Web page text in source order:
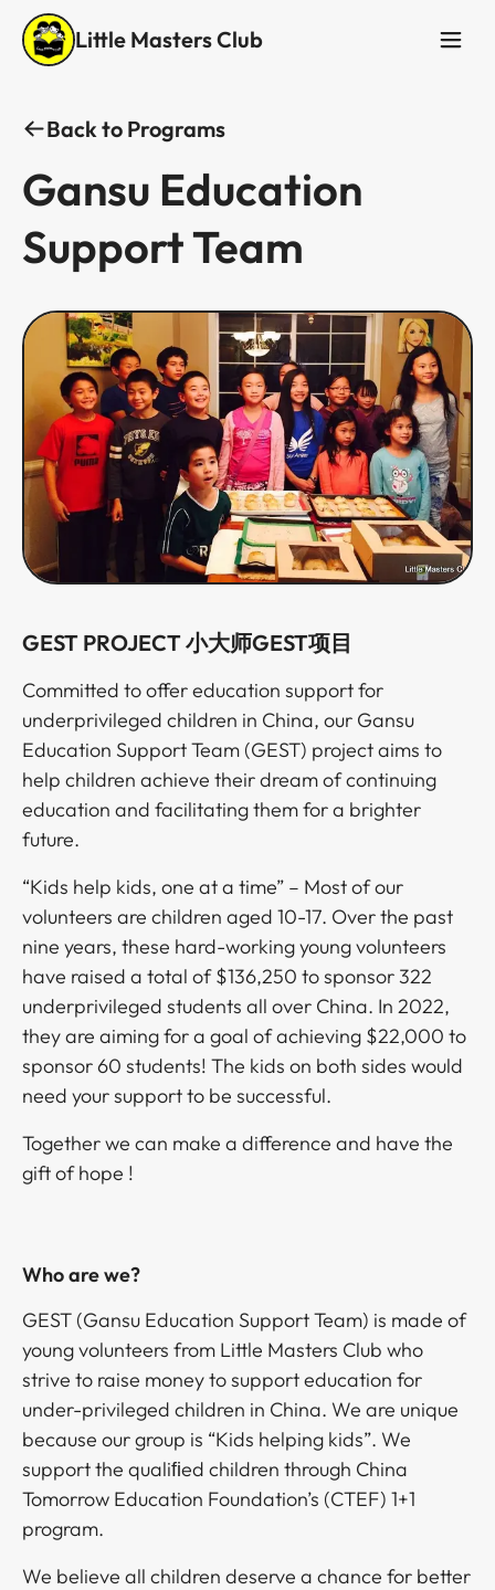
Little Masters Club
Back to Programs
Gansu Education
Support Team​​​​‌ ‍ ​‍​‍‌‍ ‌ ​‍‌‍‍‌‌‍‌ ‌‍‍‌‌‍ ‍​‍​‍​ ‍‍​‍​‍‌ ​ ‌‍​‌‌‍ ‍‌‍‍‌‌ ‌​‌ ‍‌​‍ ‍‌‍‍‌‌‍ ​‍​‍​‍ ​​‍​‍‌‍‍​‌ ​‍‌‍‌‌‌‍‌‍​‍​‍​ ‍‍​‍​‍‌‍‍​‌ ‌​‌ ‌​‌ ​​​ ‍‍​‍ ​‍ ‌‍ ​‌‍ ‌‍​ ‌‍​‌‌‍ ​‌‍‍​‌‍ ‌ ​ ‌ ‌​​ ‍‍​ ​ ​ ​ ​ ​ ​ ​ ​‍ ‌‍‍‌‌‍ ‍‌ ‌​‌‍‌‌‌‍ ‍‌ ‌​​‍ ‌‍‌‌‌‍‌​‌‍‍‌‌ ‌​​‍ ‌‍ ‌‌‍ ‌‍‌​‌‍‌‌​ ‌‌ ​​‌ ​‍‌‍‌‌‌ ​ ‌‍‌‌‌‍ ‍‌ ‌​‌‍​‌‌ ‌​‌‍‍‌‌‍ ‌‍ ‍​ ‍ ‌‍‍‌‌‍‌​​ ‌​ ​‍‌‍​‌‌‍​ ​ ‌‍‌‍​‌‌‍​ ‌‍‌‌​ ‌​​‍ ‌​ ‌ ​ ‍‌‌‍‌‌​ ‌​​‍ ‌​ ‌​​ ‌ ​ ‌​​ ‍​​‍ ‌​ ‍‌​ ‌‍​ ​ ​ ​ ​‍ ‌‌‍‌‍​ ‍‌‌‍​ ​ ​​​ ‌‌​ ​‌‌‍‌‌‌‍​ ‌‍​‌​ ‍‌‌‍‌‌​ ‍​​ ‍ ‌ ‌​‌ ‍‌‌ ​​‌‍‌‌​ ‌‌ ​​‌ ​‍‌‍ ‌‍‌ ‌ ​‍‌‍​‌‌‍ ‌​ ‍ ‌ ​​‌‍​‌‌ ‌​‌‍‍​​ ‌‌ ‌​‌‍‍‌‌ ‌​‌‍ ​‌‍‌‌​ ‌‍​‍‌‍​‌‌ ​ ‌‍‌‌‌‌‌‌‌ ​‍‌‍ ​​ ‌‌‍‍​‌ ‌​‌ ‌​‌ ​​​‍‌‌​ ​ ‌​​‌​‍‌‌​ ​‍‌​‌‍​‍‌‌​ ​‍‌​‌‍‌‍ ​‌‍ ‌‍​ ‌‍​‌‌‍ ​‌‍‍​‌‍ ‌ ​ ‌ ‌​​‍‌‌​ ​ ‌​​‌​ ​ ​ ​ ​ ​ ​ ​ ​‍‌‍‌‍‍‌‌‍‌​​ ‌​ ​‍‌‍​‌‌‍​ ​ ‌‍‌‍​‌‌‍​ ‌‍‌‌​ ‌​​‍ ‌​ ‌ ​ ‍‌‌‍‌‌​ ‌​​‍ ‌​ ‌​​ ‌ ​ ‌​​ ‍​​‍ ‌​ ‍‌​ ‌‍​ ​ ​ ​ ​‍ ‌‌‍‌‍​ ‍‌‌‍​ ​ ​​​ ‌‌​ ​‌‌‍‌‌‌‍​ ‌‍​‌​ ‍‌‌‍‌‌​ ‍​​‍‌‍‌ ‌​‌ ‍‌‌ ​​‌‍‌‌​ ‌‌ ​​‌ ​‍‌‍ ‌‍‌ ‌ ​‍‌‍​‌‌‍ ‌​‍‌‍‌ ​​‌‍​‌‌ ‌​‌‍‍​​ ‌‌ ‌​‌‍‍‌‌ ‌​‌‍ ​‌‍‌‌​‍​‍‌ ‌
GEST ​​​​‌ ‍ ​‍​‍‌‍ ‌ ​‍‌‍‍‌‌‍‌ ‌‍‍‌‌‍ ‍​‍​‍​ ‍‍​‍​‍‌ ​ ‌‍​‌‌‍ ‍‌‍‍‌‌ ‌​‌ ‍‌​‍ ‍‌‍‍‌‌‍ ​‍​‍​‍ ​​‍​‍‌‍‍​‌ ​‍‌‍‌‌‌‍‌‍​‍​‍​ ‍‍​‍​‍‌‍‍​‌ ‌​‌ ‌​‌ ​​​ ‍‍​‍ ​‍ ‌‍ ​‌‍ ‌‍​ ‌‍​‌‌‍ ​‌‍‍​‌‍ ‌ ​ ‌ ‌​​ ‍‍​ ​ ​ ​ ​ ​ ​ ​ ​‍ ‌‍‍‌‌‍ ‍‌ ‌​‌‍‌‌‌‍ ‍‌ ‌​​‍ ‌‍‌‌‌‍‌​‌‍‍‌‌ ‌​​‍ ‌‍ ‌‌‍ ‌‍‌​‌‍‌‌​ ‌‌ ​​‌ ​‍‌‍‌‌‌ ​ ‌‍‌‌‌‍ ‍‌ ‌​‌‍​‌‌ ‌​‌‍‍‌‌‍ ‌‍ ‍​ ‍ ‌‍‍‌‌‍‌​​ ‌​ ​‍‌‍​‌‌‍​ ​ ‌‍‌‍​‌‌‍​ ‌‍‌‌​ ‌​​‍ ‌​ ‌ ​ ‍‌‌‍‌‌​ ‌​​‍ ‌​ ‌​​ ‌ ​ ‌​​ ‍​​‍ ‌​ ‍‌​ ‌‍​ ​ ​ ​ ​‍ ‌‌‍‌‍​ ‍‌‌‍​ ​ ​​​ ‌‌​ ​‌‌‍‌‌‌‍​ ‌‍​‌​ ‍‌‌‍‌‌​ ‍​​ ‍ ‌ ‌​‌ ‍‌‌ ​​‌‍‌‌​ ‌‌ ​​‌ ​‍‌‍ ‌‍‌ ‌ ​‍‌‍​‌‌‍ ‌​ ‍ ‌ ​​‌‍​‌‌ ‌​‌‍‍​​ ‌‌‍​‍‌‍ ‌‍‌​‌ ‍‌​‍‌‌​ ‌‌‌​​‍‌‌ ‌‍‍ ‌‍‌‌‌ ‍‌​‍‌‌​ ​ ‌​‌​​‍‌‌​ ​ ‌​‌​​‍‌‌​ ​‍​ ​‍‌‍​ ‌‍‌‍‌‍‌‍​ ‍‌​ ​​‌‍​‌​ ​‌‌‍‌‍‌‍​ ​ ‌​‌‍​‌​ ‌‍​‍‌‌​ ​‍​ ​‍​‍‌‌​ ‌‌‌​‌​​‍ ‍‌‍​ ‌‍‍​‌‍‍‌‌‍ ​‌‍‌​‌ ​‍‌‍‌‌‌‍ ‍​‍‌‌​ ‌‌‌​​‍‌‌ ‌‍‍ ‌‍‌‌‌ ‍‌​‍‌‌​ ​ ‌​‌​​‍‌‌​ ​ ‌​‌​​‍‌‌​ ​‍​ ​‍​ ‌‌​ ​ ‌‍​ ‌‍‌​‌‍‌‍​ ‌‍​ ‌ ‌‍​‌‌‍​‌​ ‍‌​ ‌​​ ​‍​ ​​​‍‌‌​ ​‍​ ​‍​‍‌‌​ ‌‌‌​‌​​‍ ‍‌ ‌​‌‍‌‌‌ ‍​‌ ‌​​ ‌‍​‍‌‍​‌‌ ​ ‌‍‌‌‌‌‌‌‌ ​‍‌‍ ​​ ‌‌‍‍​‌ ‌​‌ ‌​‌ ​​​‍‌‌​ ​ ‌​​‌​‍‌‌​ ​‍‌​‌‍​‍‌‌​ ​‍‌​‌‍‌‍ ​‌‍ ‌‍​ ‌‍​‌‌‍ ​‌‍‍​‌‍ ‌ ​ ‌ ‌​​‍‌‌​ ​ ‌​​‌​ ​ ​ ​ ​ ​ ​ ​ ​‍‌‍‌‍‍‌‌‍‌​​ ‌​ ​‍‌‍​‌‌‍​ ​ ‌‍‌‍​‌‌‍​ ‌‍‌‌​ ‌​​‍ ‌​ ‌ ​ ‍‌‌‍‌‌​ ‌​​‍ ‌​ ‌​​ ‌ ​ ‌​​ ‍​​‍ ‌​ ‍‌​ ‌‍​ ​ ​ ​ ​‍ ‌‌‍‌‍​ ‍‌‌‍​ ​ ​​​ ‌‌​ ​‌‌‍‌‌‌‍​ ‌‍​‌​ ‍‌‌‍‌‌​ ‍​​‍‌‍‌ ‌​‌ ‍‌‌ ​​‌‍‌‌​ ‌‌ ​​‌ ​‍‌‍ ‌‍‌ ‌ ​‍‌‍​‌‌‍ ‌​‍‌‍‌ ​​‌‍​‌‌ ‌​‌‍‍​​ ‌‌‍​‍‌‍ ‌‍‌​‌ ‍‌​‍‌‌​ ‌‌‌​​‍‌‌ ‌‍‍ ‌‍‌‌‌ ‍‌​‍‌‌​ ​ ‌​‌​​‍‌‌​ ​ ‌​‌​​‍‌‌​ ​‍​ ​‍‌‍​ ‌‍‌‍‌‍‌‍​ ‍‌​ ​​‌‍​‌​ ​‌‌‍‌‍‌‍​ ​ ‌​‌‍​‌​ ‌‍​‍‌‌​ ​‍​ ​‍​‍‌‌​ ‌‌‌​‌​​‍ ‍‌‍​ ‌‍‍​‌‍‍‌‌‍ ​‌‍‌​‌ ​‍‌‍‌‌‌‍ ‍​‍‌‌​ ‌‌‌​​‍‌‌ ‌‍‍ ‌‍‌‌‌ ‍‌​‍‌‌​ ​ ‌​‌​​‍‌‌​ ​ ‌​‌​​‍‌‌​ ​‍​ ​‍​ ‌‌​ ​ ‌‍​ ‌‍‌​‌‍‌‍​ ‌‍​ ‌ ‌‍​‌‌‍​‌​ ‍‌​ ‌​​ ​‍​ ​​​‍‌‌​ ​‍​ ​‍​‍‌‌​ ‌‌‌​‌​​‍ ‍‌ ‌​‌‍‌‌‌ ‍​‌ ‌​​‍​‍‌ ‌ PROJECT​​​​‌ ‍ ​‍​‍‌‍ ‌ ​‍‌‍‍‌‌‍‌ ‌‍‍‌‌‍ ‍​‍​‍​ ‍‍​‍​‍‌ ​ ‌‍​‌‌‍ ‍‌‍‍‌‌ ‌​‌ ‍‌​‍ ‍‌‍‍‌‌‍ ​‍​‍​‍ ​​‍​‍‌‍‍​‌ ​‍‌‍‌‌‌‍‌‍​‍​‍​ ‍‍​‍​‍‌‍‍​‌ ‌​‌ ‌​‌ ​​​ ‍‍​‍ ​‍ ‌‍ ​‌‍ ‌‍​ ‌‍​‌‌‍ ​‌‍‍​‌‍ ‌ ​ ‌ ‌​​ ‍‍​ ​ ​ ​ ​ ​ ​ ​ ​‍ ‌‍‍‌‌‍ ‍‌ ‌​‌‍‌‌‌‍ ‍‌ ‌​​‍ ‌‍‌‌‌‍‌​‌‍‍‌‌ ‌​​‍ ‌‍ ‌‌‍ ‌‍‌​‌‍‌‌​ ‌‌ ​​‌ ​‍‌‍‌‌‌ ​ ‌‍‌‌‌‍ ‍‌ ‌​‌‍​‌‌ ‌​‌‍‍‌‌‍ ‌‍ ‍​ ‍ ‌‍‍‌‌‍‌​​ ‌​ ​‍‌‍​‌‌‍​ ​ ‌‍‌‍​‌‌‍​ ‌‍‌‌​ ‌​​‍ ‌​ ‌ ​ ‍‌‌‍‌‌​ ‌​​‍ ‌​ ‌​​ ‌ ​ ‌​​ ‍​​‍ ‌​ ‍‌​ ‌‍​ ​ ​ ​ ​‍ ‌‌‍‌‍​ ‍‌‌‍​ ​ ​​​ ‌‌​ ​‌‌‍‌‌‌‍​ ‌‍​‌​ ‍‌‌‍‌‌​ ‍​​ ‍ ‌ ‌​‌ ‍‌‌ ​​‌‍‌‌​ ‌‌ ​​‌ ​‍‌‍ ‌‍‌ ‌ ​‍‌‍​‌‌‍ ‌​ ‍ ‌ ​​‌‍​‌‌ ‌​‌‍‍​​ ‌‌‍​‍‌‍ ‌‍‌​‌ ‍‌​‍‌‌​ ‌‌‌​​‍‌‌ ‌‍‍ ‌‍‌‌‌ ‍‌​‍‌‌​ ​ ‌​‌​​‍‌‌​ ​ ‌​‌​​‍‌‌​ ​‍​ ​‍‌‍​ ‌‍‌‍‌‍‌‍​ ‍‌​ ​​‌‍​‌​ ​‌‌‍‌‍‌‍​ ​ ‌​‌‍​‌​ ‌‍​‍‌‌​ ​‍​ ​‍​‍‌‌​ ‌‌‌​‌​​‍ ‍‌‍​ ‌‍‍​‌‍‍‌‌‍ ​‌‍‌​‌ ​‍‌‍‌‌‌‍ ‍​‍‌‌​ ‌‌‌​​‍‌‌ ‌‍‍ ‌‍‌‌‌ ‍‌​‍‌‌​ ​ ‌​‌​​‍‌‌​ ​ ‌​‌​​‍‌‌​ ​‍​ ​‍​ ‌‌​ ​ ‌‍​ ‌‍‌​‌‍‌‍​ ‌‍​ ‌ ‌‍​‌‌‍​‌​ ‍‌​ ‌​​ ​‍​ ​‌​‍‌‌​ ​‍​ ​‍​‍‌‌​ ‌‌‌​‌​​‍ ‍‌ ‌​‌‍‌‌‌ ‍​‌ ‌​​ ‌‍​‍‌‍​‌‌ ​ ‌‍‌‌‌‌‌‌‌ ​‍‌‍ ​​ ‌‌‍‍​‌ ‌​‌ ‌​‌ ​​​‍‌‌​ ​ ‌​​‌​‍‌‌​ ​‍‌​‌‍​‍‌‌​ ​‍‌​‌‍‌‍ ​‌‍ ‌‍​ ‌‍​‌‌‍ ​‌‍‍​‌‍ ‌ ​ ‌ ‌​​‍‌‌​ ​ ‌​​‌​ ​ ​ ​ ​ ​ ​ ​ ​‍‌‍‌‍‍‌‌‍‌​​ ‌​ ​‍‌‍​‌‌‍​ ​ ‌‍‌‍​‌‌‍​ ‌‍‌‌​ ‌​​‍ ‌​ ‌ ​ ‍‌‌‍‌‌​ ‌​​‍ ‌​ ‌​​ ‌ ​ ‌​​ ‍​​‍ ‌​ ‍‌​ ‌‍​ ​ ​ ​ ​‍ ‌‌‍‌‍​ ‍‌‌‍​ ​ ​​​ ‌‌​ ​‌‌‍‌‌‌‍​ ‌‍​‌​ ‍‌‌‍‌‌​ ‍​​‍‌‍‌ ‌​‌ ‍‌‌ ​​‌‍‌‌​ ‌‌ ​​‌ ​‍‌‍ ‌‍‌ ‌ ​‍‌‍​‌‌‍ ‌​‍‌‍‌ ​​‌‍​‌‌ ‌​‌‍‍​​ ‌‌‍​‍‌‍ ‌‍‌​‌ ‍‌​‍‌‌​ ‌‌‌​​‍‌‌ ‌‍‍ ‌‍‌‌‌ ‍‌​‍‌‌​ ​ ‌​‌​​‍‌‌​ ​ ‌​‌​​‍‌‌​ ​‍​ ​‍‌‍​ ‌‍‌‍‌‍‌‍​ ‍‌​ ​​‌‍​‌​ ​‌‌‍‌‍‌‍​ ​ ‌​‌‍​‌​ ‌‍​‍‌‌​ ​‍​ ​‍​‍‌‌​ ‌‌‌​‌​​‍ ‍‌‍​ ‌‍‍​‌‍‍‌‌‍ ​‌‍‌​‌ ​‍‌‍‌‌‌‍ ‍​‍‌‌​ ‌‌‌​​‍‌‌ ‌‍‍ ‌‍‌‌‌ ‍‌​‍‌‌​ ​ ‌​‌​​‍‌‌​ ​ ‌​‌​​‍‌‌​ ​‍​ ​‍​ ‌‌​ ​ ‌‍​ ‌‍‌​‌‍‌‍​ ‌‍​ ‌ ‌‍​‌‌‍​‌​ ‍‌​ ‌​​ ​‍​ ​‌​‍‌‌​ ​‍​ ​‍​‍‌‌​ ‌‌‌​‌​​‍ ‍‌ ‌​‌‍‌‌‌ ‍​‌ ‌​​‍​‍‌ ‌小大师GEST项目​​​​‌ ‍ ​‍​‍‌‍ ‌ ​‍‌‍‍‌‌‍‌ ‌‍‍‌‌‍ ‍​‍​‍​ ‍‍​‍​‍‌ ​ ‌‍​‌‌‍ ‍‌‍‍‌‌ ‌​‌ ‍‌​‍ ‍‌‍‍‌‌‍ ​‍​‍​‍ ​​‍​‍‌‍‍​‌ ​‍‌‍‌‌‌‍‌‍​‍​‍​ ‍‍​‍​‍‌‍‍​‌ ‌​‌ ‌​‌ ​​​ ‍‍​‍ ​‍ ‌‍ ​‌‍ ‌‍​ ‌‍​‌‌‍ ​‌‍‍​‌‍ ‌ ​ ‌ ‌​​ ‍‍​ ​ ​ ​ ​ ​ ​ ​ ​‍ ‌‍‍‌‌‍ ‍‌ ‌​‌‍‌‌‌‍ ‍‌ ‌​​‍ ‌‍‌‌‌‍‌​‌‍‍‌‌ ‌​​‍ ‌‍ ‌‌‍ ‌‍‌​‌‍‌‌​ ‌‌ ​​‌ ​‍‌‍‌‌‌ ​ ‌‍‌‌‌‍ ‍‌ ‌​‌‍​‌‌ ‌​‌‍‍‌‌‍ ‌‍ ‍​ ‍ ‌‍‍‌‌‍‌​​ ‌​ ​‍‌‍​‌‌‍​ ​ ‌‍‌‍​‌‌‍​ ‌‍‌‌​ ‌​​‍ ‌​ ‌ ​ ‍‌‌‍‌‌​ ‌​​‍ ‌​ ‌​​ ‌ ​ ‌​​ ‍​​‍ ‌​ ‍‌​ ‌‍​ ​ ​ ​ ​‍ ‌‌‍‌‍​ ‍‌‌‍​ ​ ​​​ ‌‌​ ​‌‌‍‌‌‌‍​ ‌‍​‌​ ‍‌‌‍‌‌​ ‍​​ ‍ ‌ ‌​‌ ‍‌‌ ​​‌‍‌‌​ ‌‌ ​​‌ ​‍‌‍ ‌‍‌ ‌ ​‍‌‍​‌‌‍ ‌​ ‍ ‌ ​​‌‍​‌‌ ‌​‌‍‍​​ ‌‌‍​‍‌‍ ‌‍‌​‌ ‍‌​‍‌‌​ ‌‌‌​​‍‌‌ ‌‍‍ ‌‍‌‌‌ ‍‌​‍‌‌​ ​ ‌​‌​​‍‌‌​ ​ ‌​‌​​‍‌‌​ ​‍​ ​‍‌‍​ ‌‍‌‍‌‍‌‍​ ‍‌​ ​​‌‍​‌​ ​‌‌‍‌‍‌‍​ ​ ‌​‌‍​‌​ ‌‍​‍‌‌​ ​‍​ ​‍​‍‌‌​ ‌‌‌​‌​​‍ ‍‌‍​ ‌‍‍​‌‍‍‌‌‍ ​‌‍‌​‌ ​‍‌‍‌‌‌‍ ‍​‍‌‌​ ‌‌‌​​‍‌‌ ‌‍‍ ‌‍‌‌‌ ‍‌​‍‌‌​ ​ ‌​‌​​‍‌‌​ ​ ‌​‌​​‍‌‌​ ​‍​ ​‍​ ‌‌​ ​ ‌‍​ ‌‍‌​‌‍‌‍​ ‌‍​ ‌ ‌‍​‌‌‍​‌​ ‍‌​ ‌​​ ​‍​ ​ ​‍‌‌​ ​‍​ ​‍​‍‌‌​ ‌‌‌​‌​​‍ ‍‌ ‌​‌‍‌‌‌ ‍​‌ ‌​​ ‌‍​‍‌‍​‌‌ ​ ‌‍‌‌‌‌‌‌‌ ​‍‌‍ ​​ ‌‌‍‍​‌ ‌​‌ ‌​‌ ​​​‍‌‌​ ​ ‌​​‌​‍‌‌​ ​‍‌​‌‍​‍‌‌​ ​‍‌​‌‍‌‍ ​‌‍ ‌‍​ ‌‍​‌‌‍ ​‌‍‍​‌‍ ‌ ​ ‌ ‌​​‍‌‌​ ​ ‌​​‌​ ​ ​ ​ ​ ​ ​ ​ ​‍‌‍‌‍‍‌‌‍‌​​ ‌​ ​‍‌‍​‌‌‍​ ​ ‌‍‌‍​‌‌‍​ ‌‍‌‌​ ‌​​‍ ‌​ ‌ ​ ‍‌‌‍‌‌​ ‌​​‍ ‌​ ‌​​ ‌ ​ ‌​​ ‍​​‍ ‌​ ‍‌​ ‌‍​ ​ ​ ​ ​‍ ‌‌‍‌‍​ ‍‌‌‍​ ​ ​​​ ‌‌​ ​‌‌‍‌‌‌‍​ ‌‍​‌​ ‍‌‌‍‌‌​ ‍​​‍‌‍‌ ‌​‌ ‍‌‌ ​​‌‍‌‌​ ‌‌ ​​‌ ​‍‌‍ ‌‍‌ ‌ ​‍‌‍​‌‌‍ ‌​‍‌‍‌ ​​‌‍​‌‌ ‌​‌‍‍​​ ‌‌‍​‍‌‍ ‌‍‌​‌ ‍‌​‍‌‌​ ‌‌‌​​‍‌‌ ‌‍‍ ‌‍‌‌‌ ‍‌​‍‌‌​ ​ ‌​‌​​‍‌‌​ ​ ‌​‌​​‍‌‌​ ​‍​ ​‍‌‍​ ‌‍‌‍‌‍‌‍​ ‍‌​ ​​‌‍​‌​ ​‌‌‍‌‍‌‍​ ​ ‌​‌‍​‌​ ‌‍​‍‌‌​ ​‍​ ​‍​‍‌‌​ ‌‌‌​‌​​‍ ‍‌‍​ ‌‍‍​‌‍‍‌‌‍ ​‌‍‌​‌ ​‍‌‍‌‌‌‍ ‍​‍‌‌​ ‌‌‌​​‍‌‌ ‌‍‍ ‌‍‌‌‌ ‍‌​‍‌‌​ ​ ‌​‌​​‍‌‌​ ​ ‌​‌​​‍‌‌​ ​‍​ ​‍​ ‌‌​ ​ ‌‍​ ‌‍‌​‌‍‌‍​ ‌‍​ ‌ ‌‍​‌‌‍​‌​ ‍‌​ ‌​​ ​‍​ ​ ​‍‌‌​ ​‍​ ​‍​‍‌‌​ ‌‌‌​‌​​‍ ‍‌ ‌​‌‍‌‌‌ ‍​‌ ‌​​‍​‍‌ ‌
Committed to offer education support for
underprivileged children in China, our Gansu
Education Support Team (GEST) project aims to
help children achieve their dream of continuing
education and facilitating them for a brighter
future.​​​​‌ ‍ ​‍​‍‌‍ ‌ ​‍‌‍‍‌‌‍‌ ‌‍‍‌‌‍ ‍​‍​‍​ ‍‍​‍​‍‌ ​ ‌‍​‌‌‍ ‍‌‍‍‌‌ ‌​‌ ‍‌​‍ ‍‌‍‍‌‌‍ ​‍​‍​‍ ​​‍​‍‌‍‍​‌ ​‍‌‍‌‌‌‍‌‍​‍​‍​ ‍‍​‍​‍‌‍‍​‌ ‌​‌ ‌​‌ ​​​ ‍‍​‍ ​‍ ‌‍ ​‌‍ ‌‍​ ‌‍​‌‌‍ ​‌‍‍​‌‍ ‌ ​ ‌ ‌​​ ‍‍​ ​ ​ ​ ​ ​ ​ ​ ​‍ ‌‍‍‌‌‍ ‍‌ ‌​‌‍‌‌‌‍ ‍‌ ‌​​‍ ‌‍‌‌‌‍‌​‌‍‍‌‌ ‌​​‍ ‌‍ ‌‌‍ ‌‍‌​‌‍‌‌​ ‌‌ ​​‌ ​‍‌‍‌‌‌ ​ ‌‍‌‌‌‍ ‍‌ ‌​‌‍​‌‌ ‌​‌‍‍‌‌‍ ‌‍ ‍​ ‍ ‌‍‍‌‌‍‌​​ ‌​ ​‍‌‍​‌‌‍​ ​ ‌‍‌‍​‌‌‍​ ‌‍‌‌​ ‌​​‍ ‌​ ‌ ​ ‍‌‌‍‌‌​ ‌​​‍ ‌​ ‌​​ ‌ ​ ‌​​ ‍​​‍ ‌​ ‍‌​ ‌‍​ ​ ​ ​ ​‍ ‌‌‍‌‍​ ‍‌‌‍​ ​ ​​​ ‌‌​ ​‌‌‍‌‌‌‍​ ‌‍​‌​ ‍‌‌‍‌‌​ ‍​​ ‍ ‌ ‌​‌ ‍‌‌ ​​‌‍‌‌​ ‌‌ ​​‌ ​‍‌‍ ‌‍‌ ‌ ​‍‌‍​‌‌‍ ‌​ ‍ ‌ ​​‌‍​‌‌ ‌​‌‍‍​​ ‌‌‍​‍‌‍ ‌‍‌​‌ ‍‌​‍‌‌​ ‌‌‌​​‍‌‌ ‌‍‍ ‌‍‌‌‌ ‍‌​‍‌‌​ ​ ‌​‌​​‍‌‌​ ​ ‌​‌​​‍‌‌​ ​‍​ ​‍​ ​‍​ ​‍‌‍​ ​ ‌ ‌‍​‌​ ​‍​ ‌‌‌‍​‌​ ‌‌​ ‌‍‌‍‌‍‌‍‌‌​‍‌‌​ ​‍​ ​‍​‍‌‌​ ‌‌‌​‌​​‍ ‍‌‍​ ‌‍‍​‌‍‍‌‌‍ ​‌‍‌​‌ ​‍‌‍‌‌‌‍ ‍​‍‌‌​ ‌‌‌​​‍‌‌ ‌‍‍ ‌‍‌‌‌ ‍‌​‍‌‌​ ​ ‌​‌​​‍‌‌​ ​ ‌​‌​​‍‌‌​ ​‍​ ​‍‌‍‌‍​ ​​​ ​‍​ ​​‌‍‌‌​ ‌‍​ ‌‌​ ‌​​ ​‌‌‍​‌​ ​‌​ ​​​ ​​​‍‌‌​ ​‍​ ​‍​‍‌‌​ ‌‌‌​‌​​‍ ‍‌ ‌​‌‍‌‌‌ ‍​‌ ‌​​ ‌‍​‍‌‍​‌‌ ​ ‌‍‌‌‌‌‌‌‌ ​‍‌‍ ​​ ‌‌‍‍​‌ ‌​‌ ‌​‌ ​​​‍‌‌​ ​ ‌​​‌​‍‌‌​ ​‍‌​‌‍​‍‌‌​ ​‍‌​‌‍‌‍ ​‌‍ ‌‍​ ‌‍​‌‌‍ ​‌‍‍​‌‍ ‌ ​ ‌ ‌​​‍‌‌​ ​ ‌​​‌​ ​ ​ ​ ​ ​ ​ ​ ​‍‌‍‌‍‍‌‌‍‌​​ ‌​ ​‍‌‍​‌‌‍​ ​ ‌‍‌‍​‌‌‍​ ‌‍‌‌​ ‌​​‍ ‌​ ‌ ​ ‍‌‌‍‌‌​ ‌​​‍ ‌​ ‌​​ ‌ ​ ‌​​ ‍​​‍ ‌​ ‍‌​ ‌‍​ ​ ​ ​ ​‍ ‌‌‍‌‍​ ‍‌‌‍​ ​ ​​​ ‌‌​ ​‌‌‍‌‌‌‍​ ‌‍​‌​ ‍‌‌‍‌‌​ ‍​​‍‌‍‌ ‌​‌ ‍‌‌ ​​‌‍‌‌​ ‌‌ ​​‌ ​‍‌‍ ‌‍‌ ‌ ​‍‌‍​‌‌‍ ‌​‍‌‍‌ ​​‌‍​‌‌ ‌​‌‍‍​​ ‌‌‍​‍‌‍ ‌‍‌​‌ ‍‌​‍‌‌​ ‌‌‌​​‍‌‌ ‌‍‍ ‌‍‌‌‌ ‍‌​‍‌‌​ ​ ‌​‌​​‍‌‌​ ​ ‌​‌​​‍‌‌​ ​‍​ ​‍​ ​‍​ ​‍‌‍​ ​ ‌ ‌‍​‌​ ​‍​ ‌‌‌‍​‌​ ‌‌​ ‌‍‌‍‌‍‌‍‌‌​‍‌‌​ ​‍​ ​‍​‍‌‌​ ‌‌‌​‌​​‍ ‍‌‍​ ‌‍‍​‌‍‍‌‌‍ ​‌‍‌​‌ ​‍‌‍‌‌‌‍ ‍​‍‌‌​ ‌‌‌​​‍‌‌ ‌‍‍ ‌‍‌‌‌ ‍‌​‍‌‌​ ​ ‌​‌​​‍‌‌​ ​ ‌​‌​​‍‌‌​ ​‍​ ​‍‌‍‌‍​ ​​​ ​‍​ ​​‌‍‌‌​ ‌‍​ ‌‌​ ‌​​ ​‌‌‍​‌​ ​‌​ ​​​ ​​​‍‌‌​ ​‍​ ​‍​‍‌‌​ ‌‌‌​‌​​‍ ‍‌ ‌​‌‍‌‌‌ ‍​‌ ‌​​‍​‍‌ ‌
“Kids help kids, one at a time” – Most of our
volunteers are children aged 10-17. Over the past
nine years, these hard-working young volunteers
have raised a total of $136,250 to sponsor 322
underprivileged students all over China. In 2022,
they are aiming for a goal of achieving $22,000 to
sponsor 60 students! The kids on both sides would
need your support to be successful.​​​​‌ ‍ ​‍​‍‌‍ ‌ ​‍‌‍‍‌‌‍‌ ‌‍‍‌‌‍ ‍​‍​‍​ ‍‍​‍​‍‌ ​ ‌‍​‌‌‍ ‍‌‍‍‌‌ ‌​‌ ‍‌​‍ ‍‌‍‍‌‌‍ ​‍​‍​‍ ​​‍​‍‌‍‍​‌ ​‍‌‍‌‌‌‍‌‍​‍​‍​ ‍‍​‍​‍‌‍‍​‌ ‌​‌ ‌​‌ ​​​ ‍‍​‍ ​‍ ‌‍ ​‌‍ ‌‍​ ‌‍​‌‌‍ ​‌‍‍​‌‍ ‌ ​ ‌ ‌​​ ‍‍​ ​ ​ ​ ​ ​ ​ ​ ​‍ ‌‍‍‌‌‍ ‍‌ ‌​‌‍‌‌‌‍ ‍‌ ‌​​‍ ‌‍‌‌‌‍‌​‌‍‍‌‌ ‌​​‍ ‌‍ ‌‌‍ ‌‍‌​‌‍‌‌​ ‌‌ ​​‌ ​‍‌‍‌‌‌ ​ ‌‍‌‌‌‍ ‍‌ ‌​‌‍​‌‌ ‌​‌‍‍‌‌‍ ‌‍ ‍​ ‍ ‌‍‍‌‌‍‌​​ ‌​ ​‍‌‍​‌‌‍​ ​ ‌‍‌‍​‌‌‍​ ‌‍‌‌​ ‌​​‍ ‌​ ‌ ​ ‍‌‌‍‌‌​ ‌​​‍ ‌​ ‌​​ ‌ ​ ‌​​ ‍​​‍ ‌​ ‍‌​ ‌‍​ ​ ​ ​ ​‍ ‌‌‍‌‍​ ‍‌‌‍​ ​ ​​​ ‌‌​ ​‌‌‍‌‌‌‍​ ‌‍​‌​ ‍‌‌‍‌‌​ ‍​​ ‍ ‌ ‌​‌ ‍‌‌ ​​‌‍‌‌​ ‌‌ ​​‌ ​‍‌‍ ‌‍‌ ‌ ​‍‌‍​‌‌‍ ‌​ ‍ ‌ ​​‌‍​‌‌ ‌​‌‍‍​​ ‌‌‍​‍‌‍ ‌‍‌​‌ ‍‌​‍‌‌​ ‌‌‌​​‍‌‌ ‌‍‍ ‌‍‌‌‌ ‍‌​‍‌‌​ ​ ‌​‌​​‍‌‌​ ​ ‌​‌​​‍‌‌​ ​‍​ ​‍​ ‌‌​ ‍‌‌‍‌‍​ ​​​ ‌​​ ‌‍​ ​ ​ ‌​​ ​​‌‍‌‍‌‍​ ‌‍‌‍​‍‌‌​ ​‍​ ​‍​‍‌‌​ ‌‌‌​‌​​‍ ‍‌‍​ ‌‍‍​‌‍‍‌‌‍ ​‌‍‌​‌ ​‍‌‍‌‌‌‍ ‍​‍‌‌​ ‌‌‌​​‍‌‌ ‌‍‍ ‌‍‌‌‌ ‍‌​‍‌‌​ ​ ‌​‌​​‍‌‌​ ​ ‌​‌​​‍‌‌​ ​‍​ ​‍‌‍​‍‌‍​‌‌‍‌‍​ ​‌​ ‌​​ ‌‍‌‍‌‌‌‍‌​​ ​‌​ ‌‍‌‍​‍‌‍‌‍​ ​​​‍‌‌​ ​‍​ ​‍​‍‌‌​ ‌‌‌​‌​​‍ ‍‌ ‌​‌‍‌‌‌ ‍​‌ ‌​​ ‌‍​‍‌‍​‌‌ ​ ‌‍‌‌‌‌‌‌‌ ​‍‌‍ ​​ ‌‌‍‍​‌ ‌​‌ ‌​‌ ​​​‍‌‌​ ​ ‌​​‌​‍‌‌​ ​‍‌​‌‍​‍‌‌​ ​‍‌​‌‍‌‍ ​‌‍ ‌‍​ ‌‍​‌‌‍ ​‌‍‍​‌‍ ‌ ​ ‌ ‌​​‍‌‌​ ​ ‌​​‌​ ​ ​ ​ ​ ​ ​ ​ ​‍‌‍‌‍‍‌‌‍‌​​ ‌​ ​‍‌‍​‌‌‍​ ​ ‌‍‌‍​‌‌‍​ ‌‍‌‌​ ‌​​‍ ‌​ ‌ ​ ‍‌‌‍‌‌​ ‌​​‍ ‌​ ‌​​ ‌ ​ ‌​​ ‍​​‍ ‌​ ‍‌​ ‌‍​ ​ ​ ​ ​‍ ‌‌‍‌‍​ ‍‌‌‍​ ​ ​​​ ‌‌​ ​‌‌‍‌‌‌‍​ ‌‍​‌​ ‍‌‌‍‌‌​ ‍​​‍‌‍‌ ‌​‌ ‍‌‌ ​​‌‍‌‌​ ‌‌ ​​‌ ​‍‌‍ ‌‍‌ ‌ ​‍‌‍​‌‌‍ ‌​‍‌‍‌ ​​‌‍​‌‌ ‌​‌‍‍​​ ‌‌‍​‍‌‍ ‌‍‌​‌ ‍‌​‍‌‌​ ‌‌‌​​‍‌‌ ‌‍‍ ‌‍‌‌‌ ‍‌​‍‌‌​ ​ ‌​‌​​‍‌‌​ ​ ‌​‌​​‍‌‌​ ​‍​ ​‍​ ‌‌​ ‍‌‌‍‌‍​ ​​​ ‌​​ ‌‍​ ​ ​ ‌​​ ​​‌‍‌‍‌‍​ ‌‍‌‍​‍‌‌​ ​‍​ ​‍​‍‌‌​ ‌‌‌​‌​​‍ ‍‌‍​ ‌‍‍​‌‍‍‌‌‍ ​‌‍‌​‌ ​‍‌‍‌‌‌‍ ‍​‍‌‌​ ‌‌‌​​‍‌‌ ‌‍‍ ‌‍‌‌‌ ‍‌​‍‌‌​ ​ ‌​‌​​‍‌‌​ ​ ‌​‌​​‍‌‌​ ​‍​ ​‍‌‍​‍‌‍​‌‌‍‌‍​ ​‌​ ‌​​ ‌‍‌‍‌‌‌‍‌​​ ​‌​ ‌‍‌‍​‍‌‍‌‍​ ​​​‍‌‌​ ​‍​ ​‍​‍‌‌​ ‌‌‌​‌​​‍ ‍‌ ‌​‌‍‌‌‌ ‍​‌ ‌​​‍​‍‌ ‌
Together we can make a difference and have the
gift of hope !​​​​‌ ‍ ​‍​‍‌‍ ‌ ​‍‌‍‍‌‌‍‌ ‌‍‍‌‌‍ ‍​‍​‍​ ‍‍​‍​‍‌ ​ ‌‍​‌‌‍ ‍‌‍‍‌‌ ‌​‌ ‍‌​‍ ‍‌‍‍‌‌‍ ​‍​‍​‍ ​​‍​‍‌‍‍​‌ ​‍‌‍‌‌‌‍‌‍​‍​‍​ ‍‍​‍​‍‌‍‍​‌ ‌​‌ ‌​‌ ​​​ ‍‍​‍ ​‍ ‌‍ ​‌‍ ‌‍​ ‌‍​‌‌‍ ​‌‍‍​‌‍ ‌ ​ ‌ ‌​​ ‍‍​ ​ ​ ​ ​ ​ ​ ​ ​‍ ‌‍‍‌‌‍ ‍‌ ‌​‌‍‌‌‌‍ ‍‌ ‌​​‍ ‌‍‌‌‌‍‌​‌‍‍‌‌ ‌​​‍ ‌‍ ‌‌‍ ‌‍‌​‌‍‌‌​ ‌‌ ​​‌ ​‍‌‍‌‌‌ ​ ‌‍‌‌‌‍ ‍‌ ‌​‌‍​‌‌ ‌​‌‍‍‌‌‍ ‌‍ ‍​ ‍ ‌‍‍‌‌‍‌​​ ‌​ ​‍‌‍​‌‌‍​ ​ ‌‍‌‍​‌‌‍​ ‌‍‌‌​ ‌​​‍ ‌​ ‌ ​ ‍‌‌‍‌‌​ ‌​​‍ ‌​ ‌​​ ‌ ​ ‌​​ ‍​​‍ ‌​ ‍‌​ ‌‍​ ​ ​ ​ ​‍ ‌‌‍‌‍​ ‍‌‌‍​ ​ ​​​ ‌‌​ ​‌‌‍‌‌‌‍​ ‌‍​‌​ ‍‌‌‍‌‌​ ‍​​ ‍ ‌ ‌​‌ ‍‌‌ ​​‌‍‌‌​ ‌‌ ​​‌ ​‍‌‍ ‌‍‌ ‌ ​‍‌‍​‌‌‍ ‌​ ‍ ‌ ​​‌‍​‌‌ ‌​‌‍‍​​ ‌‌‍​‍‌‍ ‌‍‌​‌ ‍‌​‍‌‌​ ‌‌‌​​‍‌‌ ‌‍‍ ‌‍‌‌‌ ‍‌​‍‌‌​ ​ ‌​‌​​‍‌‌​ ​ ‌​‌​​‍‌‌​ ​‍​ ​‍​ ‌ ​ ​ ​ ‌ ‌‍​‍‌‍​‍‌‍‌‍‌‍‌​‌‍​‍​ ‌ ​ ‌ ‌‍‌‌​ ‌‍​‍‌‌​ ​‍​ ​‍​‍‌‌​ ‌‌‌​‌​​‍ ‍‌‍​ ‌‍‍​‌‍‍‌‌‍ ​‌‍‌​‌ ​‍‌‍‌‌‌‍ ‍​‍‌‌​ ‌‌‌​​‍‌‌ ‌‍‍ ‌‍‌‌‌ ‍‌​‍‌‌​ ​ ‌​‌​​‍‌‌​ ​ ‌​‌​​‍‌‌​ ​‍​ ​‍‌‍‌‍​ ‌​​ ‌‌‌‍​ ​ ‍​‌‍‌‍​ ‍‌‌‍​ ‌‍​‍​ ‌‍‌‍‌‌‌‍‌​​ ​​​‍‌‌​ ​‍​ ​‍​‍‌‌​ ‌‌‌​‌​​‍ ‍‌ ‌​‌‍‌‌‌ ‍​‌ ‌​​ ‌‍​‍‌‍​‌‌ ​ ‌‍‌‌‌‌‌‌‌ ​‍‌‍ ​​ ‌‌‍‍​‌ ‌​‌ ‌​‌ ​​​‍‌‌​ ​ ‌​​‌​‍‌‌​ ​‍‌​‌‍​‍‌‌​ ​‍‌​‌‍‌‍ ​‌‍ ‌‍​ ‌‍​‌‌‍ ​‌‍‍​‌‍ ‌ ​ ‌ ‌​​‍‌‌​ ​ ‌​​‌​ ​ ​ ​ ​ ​ ​ ​ ​‍‌‍‌‍‍‌‌‍‌​​ ‌​ ​‍‌‍​‌‌‍​ ​ ‌‍‌‍​‌‌‍​ ‌‍‌‌​ ‌​​‍ ‌​ ‌ ​ ‍‌‌‍‌‌​ ‌​​‍ ‌​ ‌​​ ‌ ​ ‌​​ ‍​​‍ ‌​ ‍‌​ ‌‍​ ​ ​ ​ ​‍ ‌‌‍‌‍​ ‍‌‌‍​ ​ ​​​ ‌‌​ ​‌‌‍‌‌‌‍​ ‌‍​‌​ ‍‌‌‍‌‌​ ‍​​‍‌‍‌ ‌​‌ ‍‌‌ ​​‌‍‌‌​ ‌‌ ​​‌ ​‍‌‍ ‌‍‌ ‌ ​‍‌‍​‌‌‍ ‌​‍‌‍‌ ​​‌‍​‌‌ ‌​‌‍‍​​ ‌‌‍​‍‌‍ ‌‍‌​‌ ‍‌​‍‌‌​ ‌‌‌​​‍‌‌ ‌‍‍ ‌‍‌‌‌ ‍‌​‍‌‌​ ​ ‌​‌​​‍‌‌​ ​ ‌​‌​​‍‌‌​ ​‍​ ​‍​ ‌ ​ ​ ​ ‌ ‌‍​‍‌‍​‍‌‍‌‍‌‍‌​‌‍​‍​ ‌ ​ ‌ ‌‍‌‌​ ‌‍​‍‌‌​ ​‍​ ​‍​‍‌‌​ ‌‌‌​‌​​‍ ‍‌‍​ ‌‍‍​‌‍‍‌‌‍ ​‌‍‌​‌ ​‍‌‍‌‌‌‍ ‍​‍‌‌​ ‌‌‌​​‍‌‌ ‌‍‍ ‌‍‌‌‌ ‍‌​‍‌‌​ ​ ‌​‌​​‍‌‌​ ​ ‌​‌​​‍‌‌​ ​‍​ ​‍‌‍‌‍​ ‌​​ ‌‌‌‍​ ​ ‍​‌‍‌‍​ ‍‌‌‍​ ‌‍​‍​ ‌‍‌‍‌‌‌‍‌​​ ​​​‍‌‌​ ​‍​ ​‍​‍‌‌​ ‌‌‌​‌​​‍ ‍‌ ‌​‌‍‌‌‌ ‍​‌ ‌​​‍​‍‌ ‌
Who are we?​​​​‌ ‍ ​‍​‍‌‍ ‌ ​‍‌‍‍‌‌‍‌ ‌‍‍‌‌‍ ‍​‍​‍​ ‍‍​‍​‍‌ ​ ‌‍​‌‌‍ ‍‌‍‍‌‌ ‌​‌ ‍‌​‍ ‍‌‍‍‌‌‍ ​‍​‍​‍ ​​‍​‍‌‍‍​‌ ​‍‌‍‌‌‌‍‌‍​‍​‍​ ‍‍​‍​‍‌‍‍​‌ ‌​‌ ‌​‌ ​​​ ‍‍​‍ ​‍ ‌‍ ​‌‍ ‌‍​ ‌‍​‌‌‍ ​‌‍‍​‌‍ ‌ ​ ‌ ‌​​ ‍‍​ ​ ​ ​ ​ ​ ​ ​ ​‍ ‌‍‍‌‌‍ ‍‌ ‌​‌‍‌‌‌‍ ‍‌ ‌​​‍ ‌‍‌‌‌‍‌​‌‍‍‌‌ ‌​​‍ ‌‍ ‌‌‍ ‌‍‌​‌‍‌‌​ ‌‌ ​​‌ ​‍‌‍‌‌‌ ​ ‌‍‌‌‌‍ ‍‌ ‌​‌‍​‌‌ ‌​‌‍‍‌‌‍ ‌‍ ‍​ ‍ ‌‍‍‌‌‍‌​​ ‌​ ​‍‌‍​‌‌‍​ ​ ‌‍‌‍​‌‌‍​ ‌‍‌‌​ ‌​​‍ ‌​ ‌ ​ ‍‌‌‍‌‌​ ‌​​‍ ‌​ ‌​​ ‌ ​ ‌​​ ‍​​‍ ‌​ ‍‌​ ‌‍​ ​ ​ ​ ​‍ ‌‌‍‌‍​ ‍‌‌‍​ ​ ​​​ ‌‌​ ​‌‌‍‌‌‌‍​ ‌‍​‌​ ‍‌‌‍‌‌​ ‍​​ ‍ ‌ ‌​‌ ‍‌‌ ​​‌‍‌‌​ ‌‌ ​​‌ ​‍‌‍ ‌‍‌ ‌ ​‍‌‍​‌‌‍ ‌​ ‍ ‌ ​​‌‍​‌‌ ‌​‌‍‍​​ ‌‌‍​‍‌‍ ‌‍‌​‌ ‍‌​‍‌‌​ ‌‌‌​​‍‌‌ ‌‍‍ ‌‍‌‌‌ ‍‌​‍‌‌​ ​ ‌​‌​​‍‌‌​ ​ ‌​‌​​‍‌‌​ ​‍​ ​‍‌‍‌‍​ ​ ​ ‌​​ ​ ‌‍‌​​ ​‍‌‍‌‌​ ‌ ​ ​​​ ‌​​ ‍​‌‍‌​​‍‌‌​ ​‍​ ​‍​‍‌‌​ ‌‌‌​‌​​‍ ‍‌‍​ ‌‍‍​‌‍‍‌‌‍ ​‌‍‌​‌ ​‍‌‍‌‌‌‍ ‍​‍‌‌​ ‌‌‌​​‍‌‌ ‌‍‍ ‌‍‌‌‌ ‍‌​‍‌‌​ ​ ‌​‌​​‍‌‌​ ​ ‌​‌​​‍‌‌​ ​‍​ ​‍‌‍​‌‌‍​ ‌‍‌‌​ ‍‌​ ‌ ​ ​‌‌‍​ ​ ‍‌​ ‌‌​ ‍‌​ ​ ‌‍​‌​ ​​​‍‌‌​ ​‍​ ​‍​‍‌‌​ ‌‌‌​‌​​‍ ‍‌ ‌​‌‍‌‌‌ ‍​‌ ‌​​ ‌‍​‍‌‍​‌‌ ​ ‌‍‌‌‌‌‌‌‌ ​‍‌‍ ​​ ‌‌‍‍​‌ ‌​‌ ‌​‌ ​​​‍‌‌​ ​ ‌​​‌​‍‌‌​ ​‍‌​‌‍​‍‌‌​ ​‍‌​‌‍‌‍ ​‌‍ ‌‍​ ‌‍​‌‌‍ ​‌‍‍​‌‍ ‌ ​ ‌ ‌​​‍‌‌​ ​ ‌​​‌​ ​ ​ ​ ​ ​ ​ ​ ​‍‌‍‌‍‍‌‌‍‌​​ ‌​ ​‍‌‍​‌‌‍​ ​ ‌‍‌‍​‌‌‍​ ‌‍‌‌​ ‌​​‍ ‌​ ‌ ​ ‍‌‌‍‌‌​ ‌​​‍ ‌​ ‌​​ ‌ ​ ‌​​ ‍​​‍ ‌​ ‍‌​ ‌‍​ ​ ​ ​ ​‍ ‌‌‍‌‍​ ‍‌‌‍​ ​ ​​​ ‌‌​ ​‌‌‍‌‌‌‍​ ‌‍​‌​ ‍‌‌‍‌‌​ ‍​​‍‌‍‌ ‌​‌ ‍‌‌ ​​‌‍‌‌​ ‌‌ ​​‌ ​‍‌‍ ‌‍‌ ‌ ​‍‌‍​‌‌‍ ‌​‍‌‍‌ ​​‌‍​‌‌ ‌​‌‍‍​​ ‌‌‍​‍‌‍ ‌‍‌​‌ ‍‌​‍‌‌​ ‌‌‌​​‍‌‌ ‌‍‍ ‌‍‌‌‌ ‍‌​‍‌‌​ ​ ‌​‌​​‍‌‌​ ​ ‌​‌​​‍‌‌​ ​‍​ ​‍‌‍‌‍​ ​ ​ ‌​​ ​ ‌‍‌​​ ​‍‌‍‌‌​ ‌ ​ ​​​ ‌​​ ‍​‌‍‌​​‍‌‌​ ​‍​ ​‍​‍‌‌​ ‌‌‌​‌​​‍ ‍‌‍​ ‌‍‍​‌‍‍‌‌‍ ​‌‍‌​‌ ​‍‌‍‌‌‌‍ ‍​‍‌‌​ ‌‌‌​​‍‌‌ ‌‍‍ ‌‍‌‌‌ ‍‌​‍‌‌​ ​ ‌​‌​​‍‌‌​ ​ ‌​‌​​‍‌‌​ ​‍​ ​‍‌‍​‌‌‍​ ‌‍‌‌​ ‍‌​ ‌ ​ ​‌‌‍​ ​ ‍‌​ ‌‌​ ‍‌​ ​ ‌‍​‌​ ​​​‍‌‌​ ​‍​ ​‍​‍‌‌​ ‌‌‌​‌​​‍ ‍‌ ‌​‌‍‌‌‌ ‍​‌ ‌​​‍​‍‌ ‌
GEST (Gansu Education Support Team) is made of
young volunteers from Little Masters Club who
strive to raise money to support education for
under-privileged children in China. We are unique
because our group is “Kids helping kids”. We
support the qualiﬁed children through China
Tomorrow Education Foundation’s (CTEF) 1+1
program.​​​​‌ ‍ ​‍​‍‌‍ ‌ ​‍‌‍‍‌‌‍‌ ‌‍‍‌‌‍ ‍​‍​‍​ ‍‍​‍​‍‌ ​ ‌‍​‌‌‍ ‍‌‍‍‌‌ ‌​‌ ‍‌​‍ ‍‌‍‍‌‌‍ ​‍​‍​‍ ​​‍​‍‌‍‍​‌ ​‍‌‍‌‌‌‍‌‍​‍​‍​ ‍‍​‍​‍‌‍‍​‌ ‌​‌ ‌​‌ ​​​ ‍‍​‍ ​‍ ‌‍ ​‌‍ ‌‍​ ‌‍​‌‌‍ ​‌‍‍​‌‍ ‌ ​ ‌ ‌​​ ‍‍​ ​ ​ ​ ​ ​ ​ ​ ​‍ ‌‍‍‌‌‍ ‍‌ ‌​‌‍‌‌‌‍ ‍‌ ‌​​‍ ‌‍‌‌‌‍‌​‌‍‍‌‌ ‌​​‍ ‌‍ ‌‌‍ ‌‍‌​‌‍‌‌​ ‌‌ ​​‌ ​‍‌‍‌‌‌ ​ ‌‍‌‌‌‍ ‍‌ ‌​‌‍​‌‌ ‌​‌‍‍‌‌‍ ‌‍ ‍​ ‍ ‌‍‍‌‌‍‌​​ ‌​ ​‍‌‍​‌‌‍​ ​ ‌‍‌‍​‌‌‍​ ‌‍‌‌​ ‌​​‍ ‌​ ‌ ​ ‍‌‌‍‌‌​ ‌​​‍ ‌​ ‌​​ ‌ ​ ‌​​ ‍​​‍ ‌​ ‍‌​ ‌‍​ ​ ​ ​ ​‍ ‌‌‍‌‍​ ‍‌‌‍​ ​ ​​​ ‌‌​ ​‌‌‍‌‌‌‍​ ‌‍​‌​ ‍‌‌‍‌‌​ ‍​​ ‍ ‌ ‌​‌ ‍‌‌ ​​‌‍‌‌​ ‌‌ ​​‌ ​‍‌‍ ‌‍‌ ‌ ​‍‌‍​‌‌‍ ‌​ ‍ ‌ ​​‌‍​‌‌ ‌​‌‍‍​​ ‌‌‍​‍‌‍ ‌‍‌​‌ ‍‌​‍‌‌​ ‌‌‌​​‍‌‌ ‌‍‍ ‌‍‌‌‌ ‍‌​‍‌‌​ ​ ‌​‌​​‍‌‌​ ​ ‌​‌​​‍‌‌​ ​‍​ ​‍​ ​‌​ ‌ ​ ​‌​ ‌‌​ ​​​ ‌‌​ ‍​‌‍​‍‌‍‌‍​ ‍‌​ ​​​ ​‌​‍‌‌​ ​‍​ ​‍​‍‌‌​ ‌‌‌​‌​​‍ ‍‌‍​ ‌‍‍​‌‍‍‌‌‍ ​‌‍‌​‌ ​‍‌‍‌‌‌‍ ‍​‍‌‌​ ‌‌‌​​‍‌‌ ‌‍‍ ‌‍‌‌‌ ‍‌​‍‌‌​ ​ ‌​‌​​‍‌‌​ ​ ‌​‌​​‍‌‌​ ​‍​ ​‍‌‍‌‍‌‍​‌​ ‌​‌‍​‌​ ‍‌‌‍​‌​ ‍‌​ ‍‌​ ‌‍‌‍‌‌‌‍​‍​ ​‍​ ​​​‍‌‌​ ​‍​ ​‍​‍‌‌​ ‌‌‌​‌​​‍ ‍‌ ‌​‌‍‌‌‌ ‍​‌ ‌​​ ‌‍​‍‌‍​‌‌ ​ ‌‍‌‌‌‌‌‌‌ ​‍‌‍ ​​ ‌‌‍‍​‌ ‌​‌ ‌​‌ ​​​‍‌‌​ ​ ‌​​‌​‍‌‌​ ​‍‌​‌‍​‍‌‌​ ​‍‌​‌‍‌‍ ​‌‍ ‌‍​ ‌‍​‌‌‍ ​‌‍‍​‌‍ ‌ ​ ‌ ‌​​‍‌‌​ ​ ‌​​‌​ ​ ​ ​ ​ ​ ​ ​ ​‍‌‍‌‍‍‌‌‍‌​​ ‌​ ​‍‌‍​‌‌‍​ ​ ‌‍‌‍​‌‌‍​ ‌‍‌‌​ ‌​​‍ ‌​ ‌ ​ ‍‌‌‍‌‌​ ‌​​‍ ‌​ ‌​​ ‌ ​ ‌​​ ‍​​‍ ‌​ ‍‌​ ‌‍​ ​ ​ ​ ​‍ ‌‌‍‌‍​ ‍‌‌‍​ ​ ​​​ ‌‌​ ​‌‌‍‌‌‌‍​ ‌‍​‌​ ‍‌‌‍‌‌​ ‍​​‍‌‍‌ ‌​‌ ‍‌‌ ​​‌‍‌‌​ ‌‌ ​​‌ ​‍‌‍ ‌‍‌ ‌ ​‍‌‍​‌‌‍ ‌​‍‌‍‌ ​​‌‍​‌‌ ‌​‌‍‍​​ ‌‌‍​‍‌‍ ‌‍‌​‌ ‍‌​‍‌‌​ ‌‌‌​​‍‌‌ ‌‍‍ ‌‍‌‌‌ ‍‌​‍‌‌​ ​ ‌​‌​​‍‌‌​ ​ ‌​‌​​‍‌‌​ ​‍​ ​‍​ ​‌​ ‌ ​ ​‌​ ‌‌​ ​​​ ‌‌​ ‍​‌‍​‍‌‍‌‍​ ‍‌​ ​​​ ​‌​‍‌‌​ ​‍​ ​‍​‍‌‌​ ‌‌‌​‌​​‍ ‍‌‍​ ‌‍‍​‌‍‍‌‌‍ ​‌‍‌​‌ ​‍‌‍‌‌‌‍ ‍​‍‌‌​ ‌‌‌​​‍‌‌ ‌‍‍ ‌‍‌‌‌ ‍‌​‍‌‌​ ​ ‌​‌​​‍‌‌​ ​ ‌​‌​​‍‌‌​ ​‍​ ​‍‌‍‌‍‌‍​‌​ ‌​‌‍​‌​ ‍‌‌‍​‌​ ‍‌​ ‍‌​ ‌‍‌‍‌‌‌‍​‍​ ​‍​ ​​​‍‌‌​ ​‍​ ​‍​‍‌‌​ ‌‌‌​‌​​‍ ‍‌ ‌​‌‍‌‌‌ ‍​‌ ‌​​‍​‍‌ ‌
We believe all children deserve a chance for better